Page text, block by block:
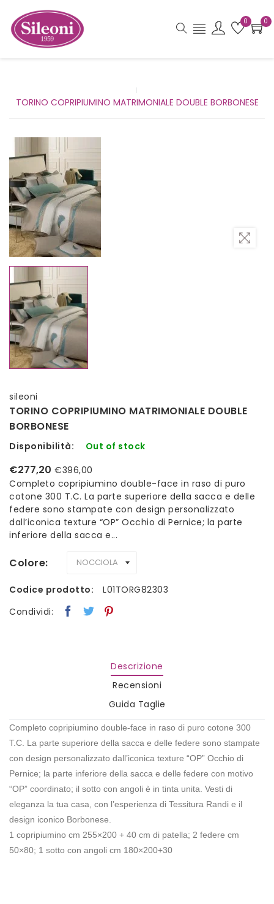
0 0
TORINO COPRIPIUMINO MATRIMONIALE DOUBLE BORBONESE
sileoni
TORINO COPRIPIUMINO MATRIMONIALE DOUBLE
BORBONESE
Disponibilità: Out of stock
€277,20 €396,00
Completo copripiumino double-face in raso di puro
cotone 300 T.C. La parte superiore della sacca e delle
federe sono stampate con design personalizzato
dall’iconica texture “OP” Occhio di Pernice; la parte
inferiore della sacca e...
Colore
Codice prodotto:
L01TORG82303
Condividi:
Descrizione
Recensioni
Guida Taglie
Completo copripiumino double-face in raso di puro cotone 300
T.C. La parte superiore della sacca e delle federe sono stampate
con design personalizzato dall’iconica texture “OP” Occhio di
Pernice; la parte inferiore della sacca e delle federe con motivo
“OP” coordinato; il sotto con angoli è in tinta unita. Vesti di
eleganza la tua casa, con l’esperienza di Tessitura Randi e il
design iconico Borbonese.
1 copripiumino cm 255×200 + 40 cm di patella; 2 federe cm
50×80; 1 sotto con angoli cm 180×200+30